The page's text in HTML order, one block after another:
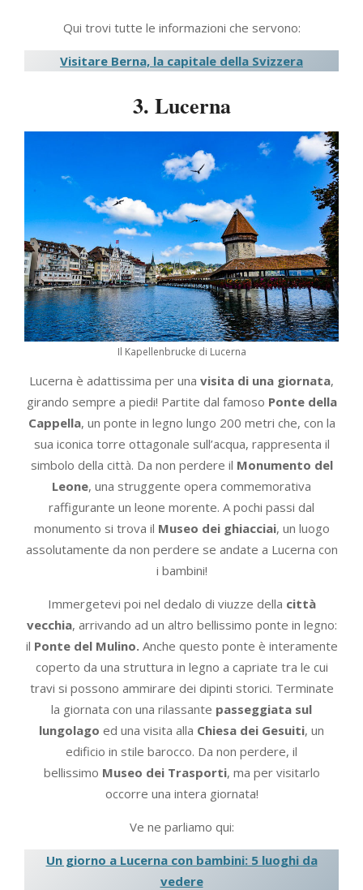
Qui trovi tutte le informazioni che servono:
Visitare Berna, la capitale della Svizzera
3. Lucerna
Il Kapellenbrucke di Lucerna
Lucerna è adattissima per una visita di una giornata,
girando sempre a piedi! Partite dal famoso Ponte della
Cappella, un ponte in legno lungo 200 metri che, con la
sua iconica torre ottagonale sull’acqua, rappresenta il
simbolo della città. Da non perdere il Monumento del
Leone, una struggente opera commemorativa
raffigurante un leone morente. A pochi passi dal
monumento si trova il Museo dei ghiacciai, un luogo
assolutamente da non perdere se andate a Lucerna con
i bambini!
Immergetevi poi nel dedalo di viuzze della città
vecchia, arrivando ad un altro bellissimo ponte in legno:
il Ponte del Mulino. Anche questo ponte è interamente
coperto da una struttura in legno a capriate tra le cui
travi si possono ammirare dei dipinti storici. Terminate
la giornata con una rilassante passeggiata sul
lungolago ed una visita alla Chiesa dei Gesuiti, un
edificio in stile barocco. Da non perdere, il
bellissimo Museo dei Trasporti, ma per visitarlo
occorre una intera giornata!
Ve ne parliamo qui:
Un giorno a Lucerna con bambini: 5 luoghi da
vedere